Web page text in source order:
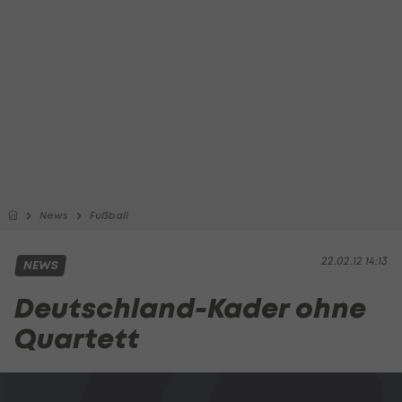
News Fußball
22.02.12 14:13
NEWS
Deutschland-Kader ohne
Quartett